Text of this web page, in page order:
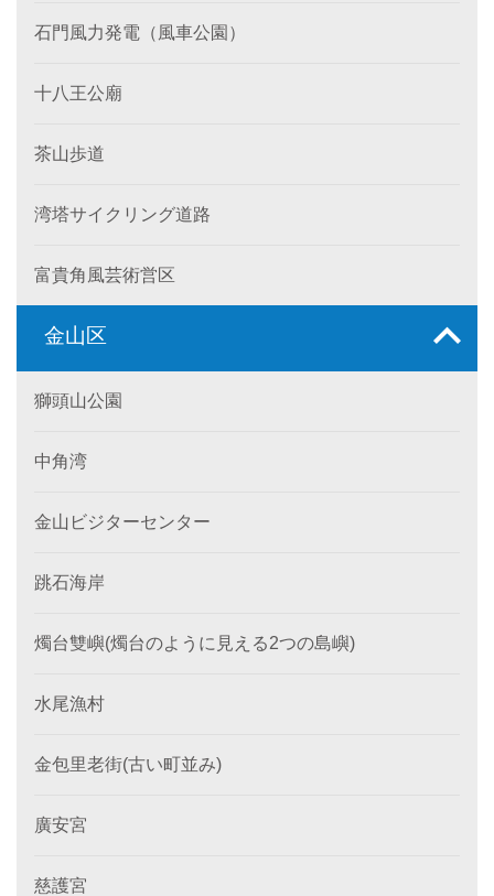
石門風力発電（風車公園）
十八王公廟
茶山歩道
湾塔サイクリング道路
富貴角風芸術営区
金山区
獅頭山公園
中角湾
金山ビジターセンター
跳石海岸
燭台雙嶼(燭台のように見える2つの島嶼)
水尾漁村
金包里老街(古い町並み)
廣安宮
慈護宮